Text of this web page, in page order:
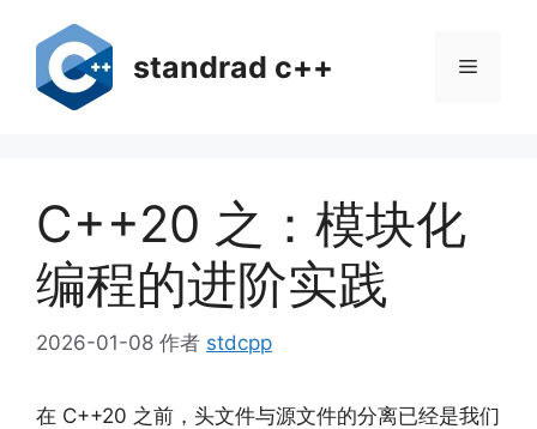
standrad c++ 菜
C++20 之：模块化
编程的进阶实践
2026-01-08 作者 stdcpp
在 C++20 之前，头文件与源文件的分离已经是我们